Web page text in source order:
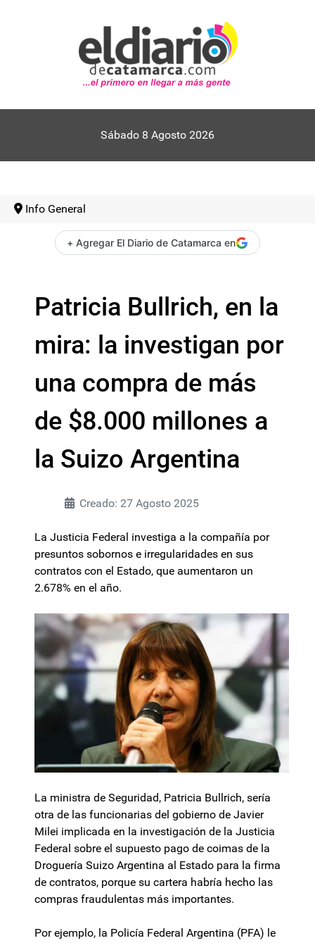
Sábado 8 Agosto 2026
Info General
+ Agregar El Diario de Catamarca en
Patricia Bullrich, en la
mira: la investigan por
una compra de más
de $8.000 millones a
la Suizo Argentina
Creado: 27 Agosto 2025
La Justicia Federal investiga a la compañía por
presuntos sobornos e irregularidades en sus
contratos con el Estado, que aumentaron un
2.678% en el año.
La ministra de Seguridad, Patricia Bullrich, sería
otra de las funcionarias del gobierno de Javier
Milei implicada en la investigación de la Justicia
Federal sobre el supuesto pago de coimas de la
Droguería Suizo Argentina al Estado para la firma
de contratos, porque su cartera habría hecho las
compras fraudulentas más importantes.
Por ejemplo, la Policía Federal Argentina (PFA) le